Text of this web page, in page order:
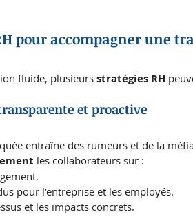
pour accompagner une
fluide, plusieurs stratégies RH
et proactive
entraîne des rumeurs et de la
les collaborateurs sur :
pour l’entreprise et les employés.
et les impacts concrets.